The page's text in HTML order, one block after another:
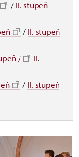
/ II. stupeň
/ II. stupeň
/
II.
/ II. stupeň